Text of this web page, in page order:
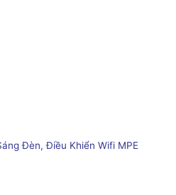
Đèn, Điều Khiển Wifi MPE